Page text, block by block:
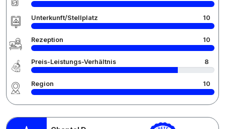
Unterkunft/Stellplatz 10
Rezeption 10
Preis-Leistungs-Verhältnis 8
Region 10